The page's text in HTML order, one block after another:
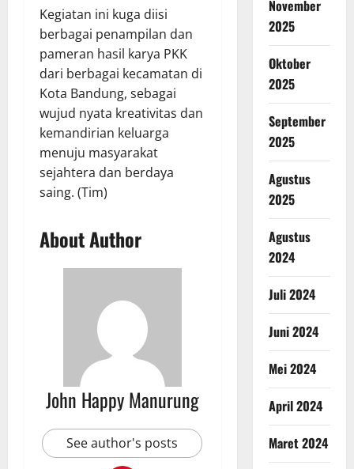
Kegiatan ini kuga diisi
berbagai penampilan dan
pameran hasil karya PKK
dari berbagai kecamatan di
Kota Bandung, sebagai
wujud nyata kreativitas dan
kemandirian keluarga
menuju masyarakat
sejahtera dan berdaya
saing. (Tim)
About Author
John Happy Manurung
See author's posts
November
2025
Oktober
2025
September
2025
Agustus
2025
Agustus
2024
Juli 2024
Juni 2024
Mei 2024
April 2024
Maret 2024